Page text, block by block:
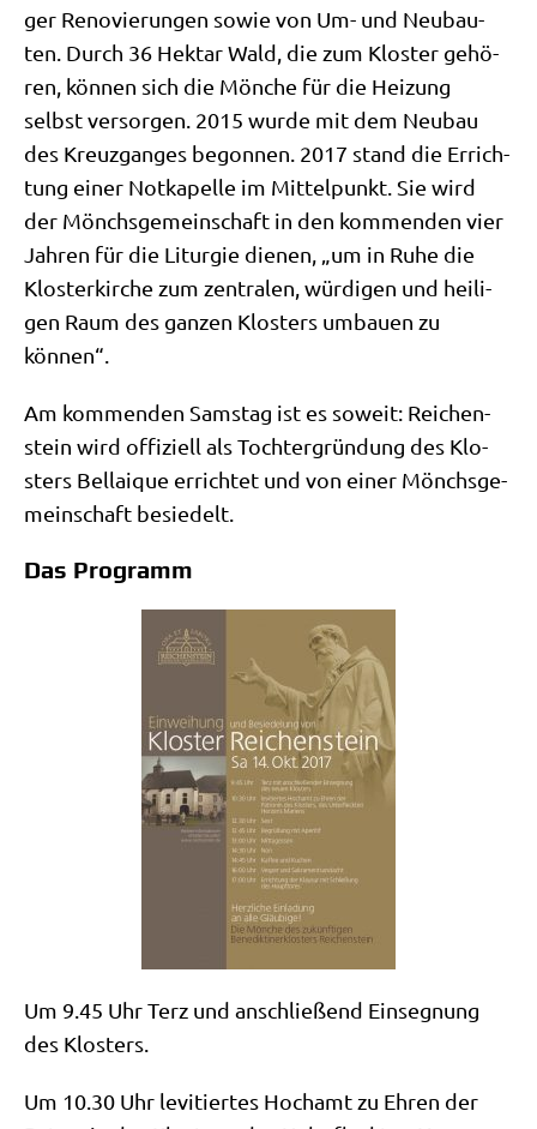
ger Reno­vie­run­gen sowie von Um- und Neu­bau­
ten. Durch 36 Hekt­ar Wald, die zum Klo­ster gehö­
ren, kön­nen sich die Mön­che für die Hei­zung
selbst ver­sor­gen. 2015 wur­de mit dem Neu­bau
des Kreuz­gan­ges begon­nen. 2017 stand die Errich­
tung einer Not­ka­pel­le im Mit­tel­punkt. Sie wird
der Mönchs­ge­mein­schaft in den kom­men­den vier
Jah­ren für die Lit­ur­gie die­nen, „um in Ruhe die
Klo­ster­kir­che zum zen­tra­len, wür­di­gen und hei­li­
gen Raum des gan­zen Klo­sters umbau­en zu
können“.
Am kom­men­den Sams­tag ist es soweit: Rei­chen­
stein wird offi­zi­ell als Toch­ter­grün­dung des Klo­
sters Bel­lai­que errich­tet und von einer Mönchs­ge­
mein­schaft besiedelt.
Das Programm
Um 9.45 Uhr Terz und anschlie­ßend Ein­seg­nung
des Klosters.
Um 10.30 Uhr levi­tier­tes Hoch­amt zu Ehren der